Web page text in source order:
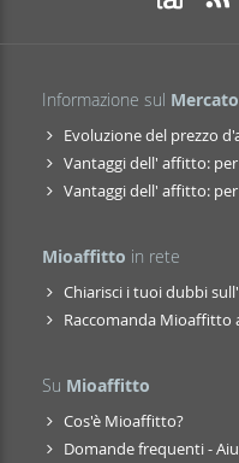
Informazione sul
Evoluzione del prezzo
Vantaggi dell' affitto:
Vantaggi dell' affitto:
Mioaffitto in rete
Chiarisci i tuoi dubbi
Raccomanda Mioaffitto
Su Mioaffitto
Cos'è Mioaffitto?
Domande frequenti -